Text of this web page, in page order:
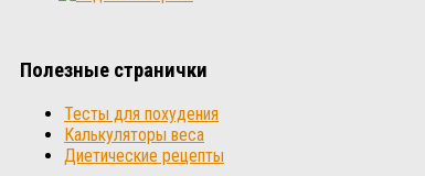
Полезные странички
Тесты для похудения
Калькуляторы веса
Диетические рецепты